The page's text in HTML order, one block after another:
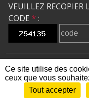
VEUILLEZ RECOPIER
CODE * :
Envie de participer ?
Ce site utilise des
ceux que vous
Tout accepter